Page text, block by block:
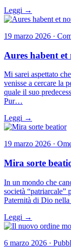
Leggi →
19 marzo 2026 ·
Aures habent
Mi sarei aspettato
venisse a cercare la
quale il suo
Pur…
Leggi →
19 marzo 2026 ·
Mira sorte
In un mondo che
società “patriarcale”
Paternità di Dio
Leggi →
6 marzo 2026 ·